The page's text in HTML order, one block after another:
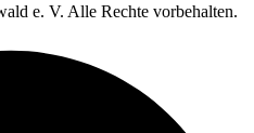
e. V. Alle Rechte vorbehalten.